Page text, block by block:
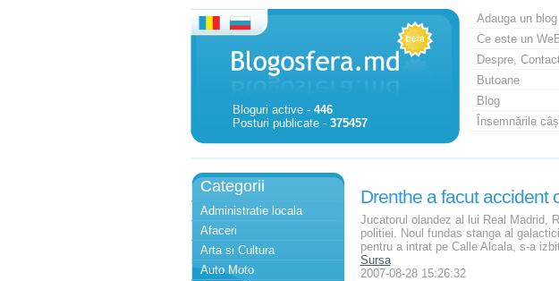
Bloguri active - 446
Posturi publicate - 375457
Adauga un blog
Ce este un
Despre,
Butoane
Blog
Însemnările
Categorii
Administratie locala
Afaceri
Arta si Cultura
Auto Moto
Drenthe a facut accident
Jucatorul olandez al lui Real Madrid,
politiei. Noul fundas stanga al
pentru a intrat pe Calle Alcala, s-a
Sursa
2007-08-28 15:26:32